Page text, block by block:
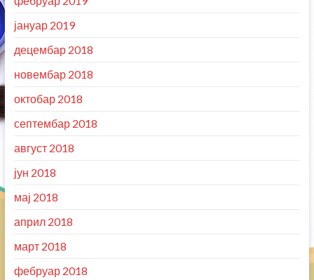
јануар 2019
децембар 2018
новембар 2018
октобар 2018
септембар 2018
август 2018
јун 2018
мај 2018
април 2018
март 2018
фебруар 2018